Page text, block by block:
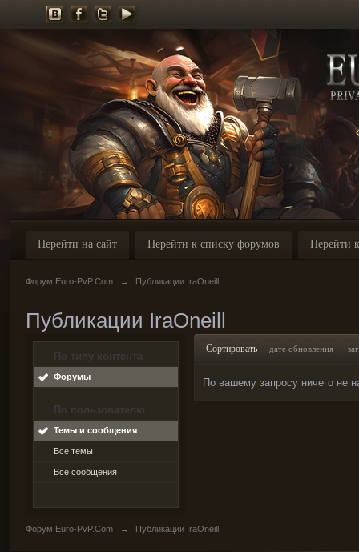
Перейти на сайт Перейти к списку форумов Перейти
Форум Euro-PvP.Com → Публикации IraOneill
Публикации IraOneill
По типу контента
Форумы
По пользователю
Темы и сообщения
Все темы
Все сообщения
Сортировать дате обновления
По вашему запросу ничего не
Форум Euro-PvP.Com → Публикации IraOneill